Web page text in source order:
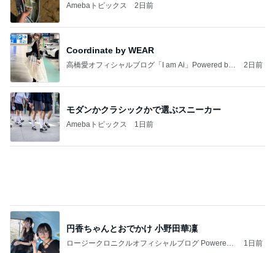
Amebaトピックス 2日前
Coordinate by WEAR
高橋愛オフィシャルブログ「I am Ai」Powered by
2日前
モダンかクラシックかで選ぶスニーカー
Amebaトピックス 1日前
円香ちゃんとおでかけ 小野田華凜
ロージークロニクルオフィシャルブログ Powered
1日前